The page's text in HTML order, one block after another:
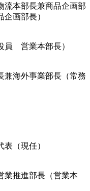
本部長兼商品企画部
画部長）
営業本部長）
海外事業部長（常務
（現任）
推進部長（営業本